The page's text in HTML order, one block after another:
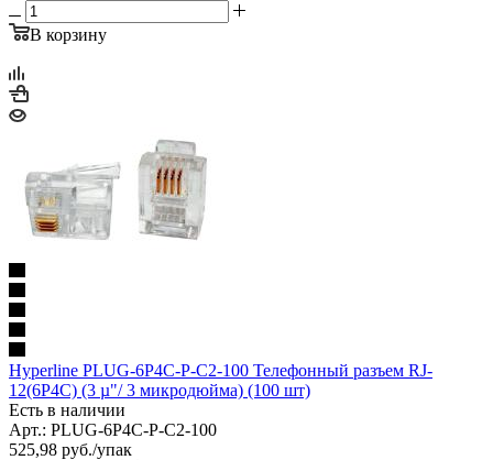
В корзину
Hyperline PLUG-6P4C-P-C2-100 Телефонный разъем RJ-
12(6P4C) (3 µ"/ 3 микродюйма) (100 шт)
Есть в наличии
Арт.: PLUG-6P4C-P-C2-100
525,98 руб./упак